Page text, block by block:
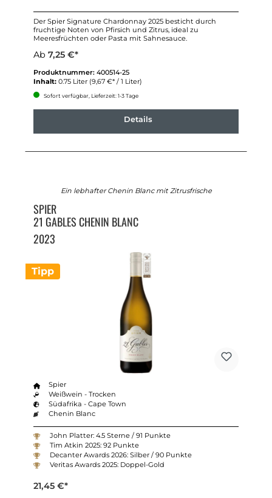
Der Spier Signature Chardonnay 2025 besticht durch
fruchtige Noten von Pfirsich und Zitrus, ideal zu
Meeresfrüchten oder Pasta mit Sahnesauce.
Ab 7,25 €*
Produktnummer: 400514-25
Inhalt: 0.75 Liter (9,67 €* / 1 Liter)
Sofort verfügbar, Lieferzeit: 1-3 Tage
Details
Tipp
Ein lebhafter Chenin Blanc mit Zitrusfrische
SPIER
21 GABLES CHENIN BLANC
2023
Spier
Weißwein - Trocken
Südafrika - Cape Town
Chenin Blanc
John Platter: 4.5 Sterne / 91 Punkte
Tim Atkin 2025: 92 Punkte
Decanter Awards 2026: Silber / 90 Punkte
Veritas Awards 2025: Doppel-Gold
21,45 €*